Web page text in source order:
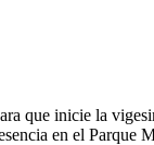
que inicie la
en el